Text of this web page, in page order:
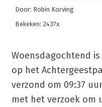
Door: Robin Korving
Bekeken: 2437x
Woensdagochtend
op het
verzond om 09:37
met het verzoek om